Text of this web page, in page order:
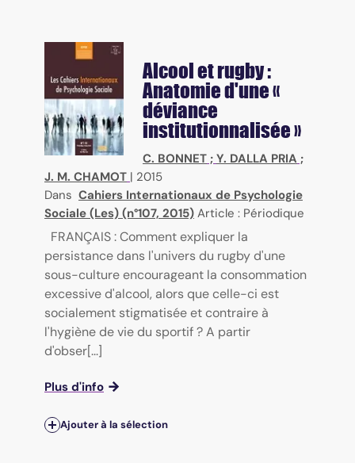
Alcool et rugby :
Anatomie d'une «
déviance
institutionnalisée »
C. BONNET ; Y. DALLA PRIA ;
J. M. CHAMOT | 2015
Dans Cahiers Internationaux de Psychologie
Sociale (Les) (n°107, 2015) Article : Périodique
FRANÇAIS : Comment expliquer la
persistance dans l'univers du rugby d'une
sous-culture encourageant la consommation
excessive d'alcool, alors que celle-ci est
socialement stigmatisée et contraire à
l'hygiène de vie du sportif ? A partir
d'obser[...]
Plus d'info
Ajouter à la sélection